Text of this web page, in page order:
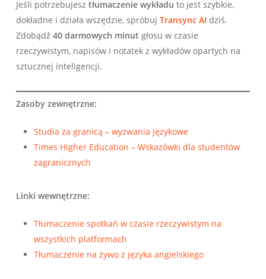
Jeśli potrzebujesz tłumaczenie wykładu to jest szybkie,
dokładne i działa wszędzie, spróbuj Transync AI dziś.
Zdobądź 40 darmowych minut głosu w czasie
rzeczywistym, napisów i notatek z wykładów opartych na
sztucznej inteligencji.
Zasoby zewnętrzne:
Studia za granicą – wyzwania językowe
Times Higher Education – Wskazówki dla studentów
zagranicznych
Linki wewnętrzne:
Tłumaczenie spotkań w czasie rzeczywistym na
wszystkich platformach
Tłumaczenie na żywo z języka angielskiego